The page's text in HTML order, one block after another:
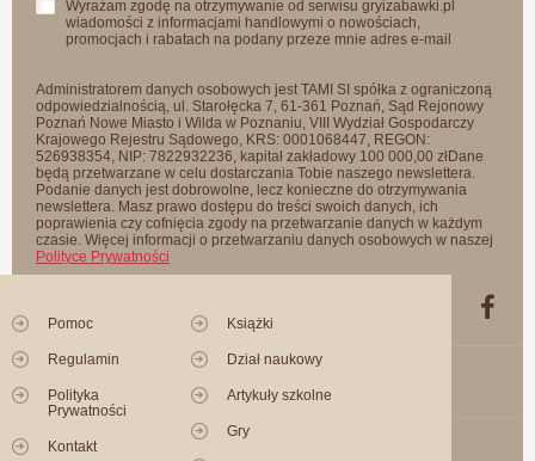
Wyrażam zgodę na otrzymywanie od serwisu gryizabawki.pl
wiadomości z informacjami handlowymi o nowościach,
promocjach i rabatach na podany przeze mnie adres e-mail
Administratorem danych osobowych jest TAMI SI spółka z ograniczoną
odpowiedzialnością, ul. Starołęcka 7, 61-361 Poznań, Sąd Rejonowy
Poznań Nowe Miasto i Wilda w Poznaniu, VIII Wydział Gospodarczy
Krajowego Rejestru Sądowego, KRS: 0001068447, REGON:
526938354, NIP: 7822932236, kapitał zakładowy 100 000,00 złDane
będą przetwarzane w celu dostarczania Tobie naszego newslettera.
Podanie danych jest dobrowolne, lecz konieczne do otrzymywania
newslettera. Masz prawo dostępu do treści swoich danych, ich
poprawienia czy cofnięcia zgody na przetwarzanie danych w każdym
czasie. Więcej informacji o przetwarzaniu danych osobowych w naszej
Polityce Prywatności
Pomoc
Regulamin
Polityka
Prywatności
Kontakt
Książki
Dział naukowy
Artykuły szkolne
Gry